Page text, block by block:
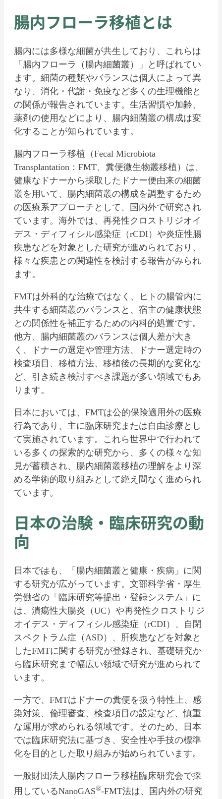
腸内フローラ移植とは
腸内には多様な細菌が共生しており、これらは
「腸内フローラ（腸内細菌叢）」と呼ばれてい
ます。細菌の種類やバランスは個人によって異
なり、消化・代謝・免疫など多くの生理機能と
の関係が報告されています。生活習慣や加齢、
薬剤の使用などにより、腸内細菌叢の構成は変
化することが知られています。
腸内フローラ移植（Fecal Microbiota
Transplantation：FMT、糞便微生物叢移植）は、
健康なドナーから採取したドナー便由来の細菌
叢を用いて、腸内細菌叢の構成を調整するため
の医療系アプローチとして、国内外で研究され
ています。海外では、再発性クロストリジオイ
デス・ディフィシル感染症（rCDI）や炎症性腸
疾患などを対象とした研究が進められており、
様々な疾患との関連性を検討する報告がみられ
ます。
FMTは外科的な治療ではなく、ヒトの腸管内に
共生する細菌叢のバランスと、宿主の健康状態
との関係性を補正するための内科的処置です。
他方、腸内細菌叢のバランスは個人差が大き
く、ドナーの選定や管理方法、ドナー選定時の
検査項目、移植方法、移植後の長期的な変化な
ど、引き続き検討すべき課題が多い領域でもあ
ります。
日本においては、FMTは公的保険適用外の医療
行為であり、主に臨床研究または自由診療とし
て実施されています。これら世界中で行われて
いる多くの探索的な研究から、多くの様々な知
見が蓄積され、腸内細菌叢移植の理解をより深
める学術的取り組みとして絶え間なく進められ
ています。
日本の治験・臨床研究の動
向
日本ではも、「腸内細菌叢と健康・疾病」に関
する研究が広がっています。文部科学省・厚生
労働省の「臨床研究等提出・登録システム」に
は、潰瘍性大腸炎（UC）や再発性クロストリジ
オイデス・ディフィシル感染症（rCDI）、自閉
スペクトラム症（ASD）、肝疾患などを対象と
したFMTに関する研究が登録され、基礎研究か
ら臨床研究まで幅広い領域で研究が進められて
います。
一方で、FMTはドナーの糞便を扱う特性上、感
染対策、倫理審査、検査項目の設定など、慎重
な運用が求められる領域です。そのため、日本
では臨床研究法に基づき、安全性や手技の標準
化を目的とした取り組みが始められています。
一般財団法人腸内フローラ移植臨床研究会で採
用しているNanoGAS®-FMT法は、国内外の研究